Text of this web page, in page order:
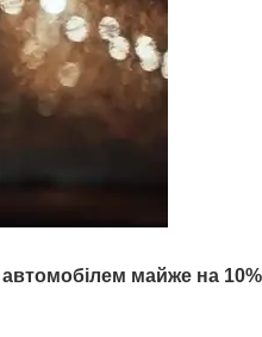
автомобілем майже на 10%